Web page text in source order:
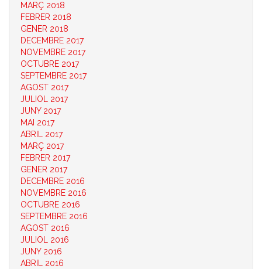
MARÇ 2018
FEBRER 2018
GENER 2018
DECEMBRE 2017
NOVEMBRE 2017
OCTUBRE 2017
SEPTEMBRE 2017
AGOST 2017
JULIOL 2017
JUNY 2017
MAI 2017
ABRIL 2017
MARÇ 2017
FEBRER 2017
GENER 2017
DECEMBRE 2016
NOVEMBRE 2016
OCTUBRE 2016
SEPTEMBRE 2016
AGOST 2016
JULIOL 2016
JUNY 2016
ABRIL 2016